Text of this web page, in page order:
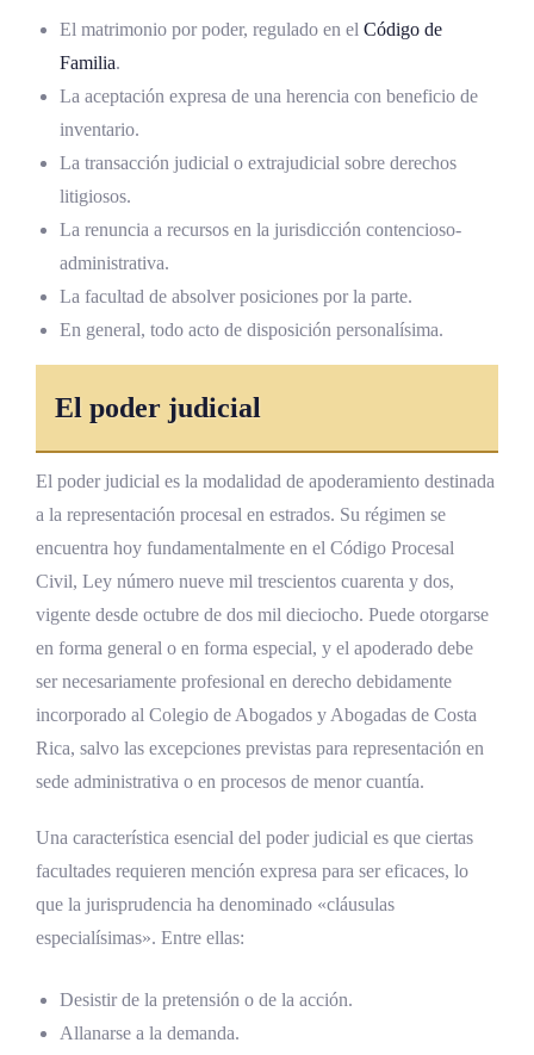
El matrimonio por poder, regulado en el Código de
Familia.
La aceptación expresa de una herencia con beneficio de
inventario.
La transacción judicial o extrajudicial sobre derechos
litigiosos.
La renuncia a recursos en la jurisdicción contencioso-
administrativa.
La facultad de absolver posiciones por la parte.
En general, todo acto de disposición personalísima.
El poder judicial
El poder judicial es la modalidad de apoderamiento destinada
a la representación procesal en estrados. Su régimen se
encuentra hoy fundamentalmente en el Código Procesal
Civil, Ley número nueve mil trescientos cuarenta y dos,
vigente desde octubre de dos mil dieciocho. Puede otorgarse
en forma general o en forma especial, y el apoderado debe
ser necesariamente profesional en derecho debidamente
incorporado al Colegio de Abogados y Abogadas de Costa
Rica, salvo las excepciones previstas para representación en
sede administrativa o en procesos de menor cuantía.
Una característica esencial del poder judicial es que ciertas
facultades requieren mención expresa para ser eficaces, lo
que la jurisprudencia ha denominado «cláusulas
especialísimas». Entre ellas:
Desistir de la pretensión o de la acción.
Allanarse a la demanda.